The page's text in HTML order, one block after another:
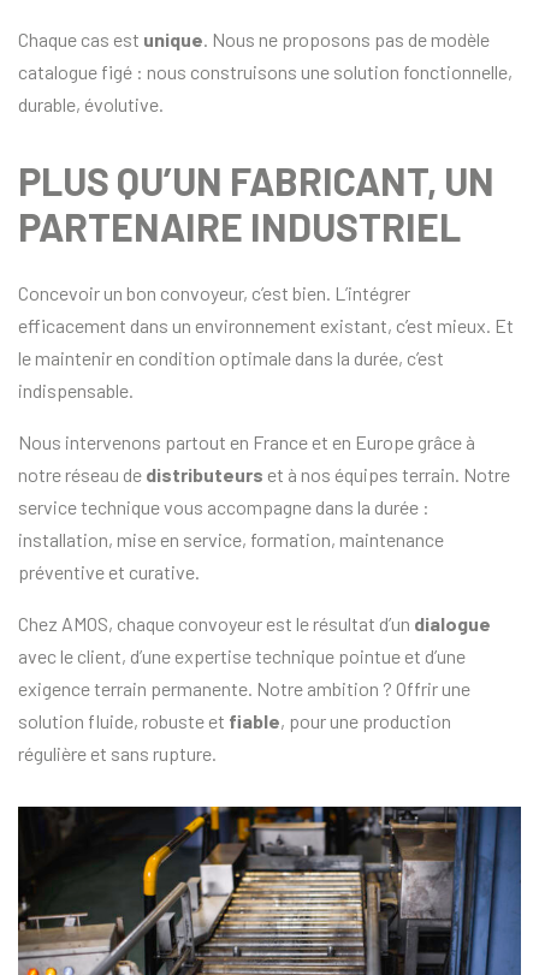
Chaque cas est unique . Nous ne proposons pas de modèle
catalogue figé : nous construisons une solution fonctionnelle,
durable, évolutive.
PLUS QU’UN FABRICANT, UN
PARTENAIRE INDUSTRIEL
Concevoir un bon convoyeur, c’est bien. L’intégrer
efficacement dans un environnement existant, c’est mieux. Et
le maintenir en condition optimale dans la durée, c’est
indispensable.
Nous intervenons partout en France et en Europe grâce à
notre réseau de distributeurs et à nos équipes terrain. Notre
service technique vous accompagne dans la durée :
installation, mise en service, formation, maintenance
préventive et curative.
Chez AMOS, chaque convoyeur est le résultat d’un dialogue
avec le client, d’une expertise technique pointue et d’une
exigence terrain permanente. Notre ambition ? Offrir une
solution fluide, robuste et fiable, pour une production
régulière et sans rupture.